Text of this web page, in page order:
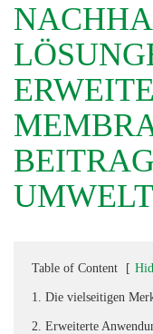
Table of Content [
1. Die vielseitigen
2. Erweiterte